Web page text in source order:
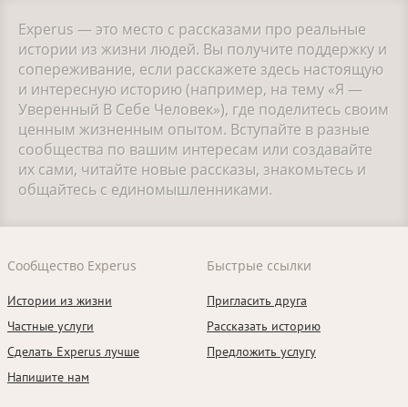
Experus — это место с рассказами про реальные
истории из жизни людей. Вы получите поддержку и
сопереживание, если расскажете здесь настоящую
и интересную историю (например, на тему «Я —
Уверенный В Себе Человек»), где поделитесь своим
ценным жизненным опытом. Вступайте в разные
сообщества по вашим интересам или создавайте
их сами, читайте новые рассказы, знакомьтесь и
общайтесь с единомышленниками.
Сообщество Experus
Истории из жизни
Частные услуги
Сделать Experus лучше
Напишите нам
Быстрые ссылки
Пригласить друга
Рассказать историю
Предложить услугу